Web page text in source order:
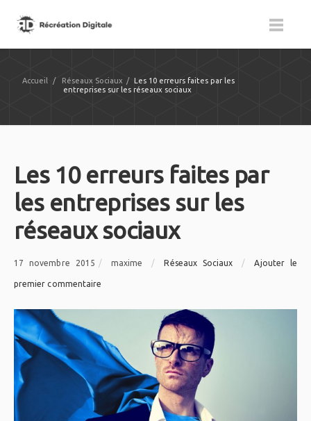
Accueil / Réseaux Sociaux / Les 10 erreurs faites par les
entreprises sur les réseaux sociaux
Les 10 erreurs faites par
les entreprises sur les
réseaux sociaux
17 novembre 2015 / maxime / Réseaux Sociaux / Ajouter le
premier commentaire